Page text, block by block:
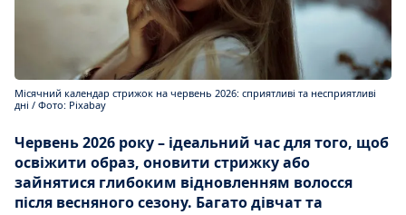
Місячний календар стрижок на червень 2026: сприятливі та несприятливі
дні / Фото: Pixabay
Червень 2026 року – ідеальний час для того, щоб
освіжити образ, оновити стрижку або
зайнятися глибоким відновленням волосся
після весняного сезону. Багато дівчат та